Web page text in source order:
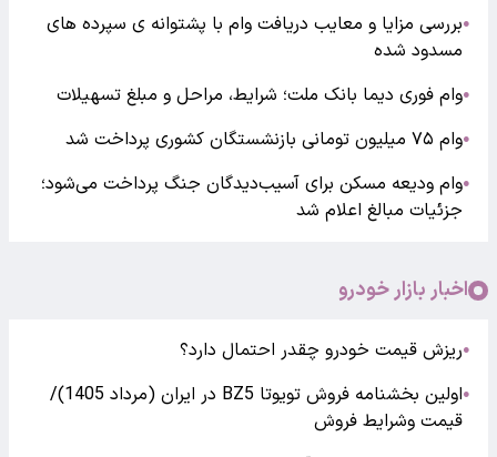
●بررسی مزایا و معایب دریافت وام با پشتوانه ی سپرده های
مسدود شده
●وام فوری دیما بانک ملت؛ شرایط، مراحل و مبلغ تسهیلات
●وام ۷۵ میلیون تومانی بازنشستگان کشوری پرداخت شد
●وام ودیعه مسکن برای آسیب‌دیدگان جنگ پرداخت می‌شود؛
جزئیات مبالغ اعلام شد
اخبار بازار خودرو
●ریزش قیمت خودرو چقدر احتمال دارد؟
●
اولین بخشنامه فروش تویوتا BZ5 در ایران (مرداد 1405)/
قیمت وشرایط فروش